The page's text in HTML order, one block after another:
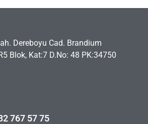
Dereboyu Cad. Brandium
Blok, Kat:7 D.No: 48 PK:34750
767 57 75